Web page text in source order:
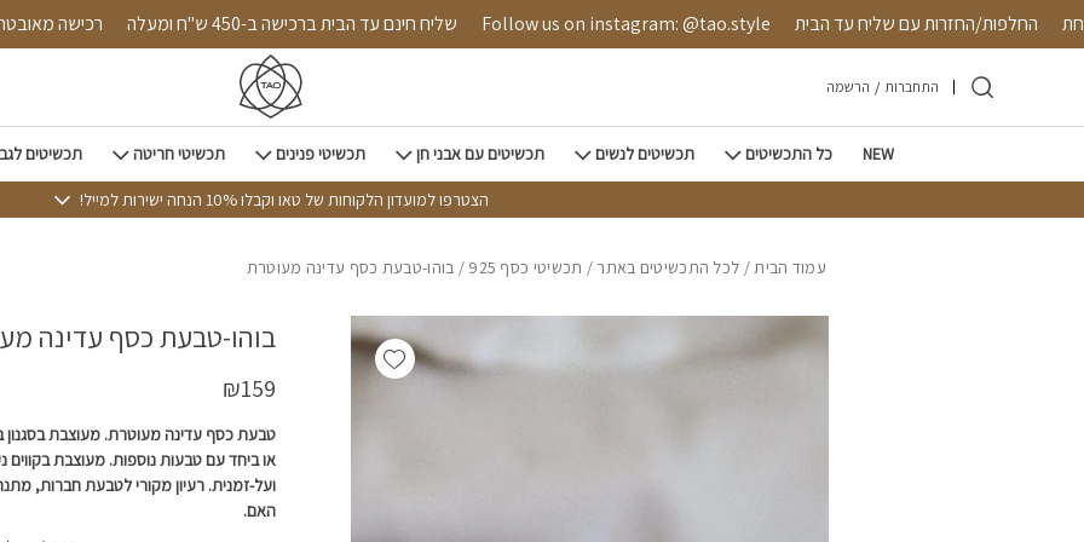
Skip to Content
מאובטחת החלפות/החזרות עם שליח עד הבית Follow us on instagram: @tao.style שליח חינם עד הבית ברכישה ב-450 ש"ח ומעלה
התחברות / הרשמה
NEW כל התכשיטים תכשיטים לנשים תכשיטים עם אבני חן תכשיטי פנינים תכשיטי חריטה תכשיטים
הצטרפו למועדון הלקוחות של טאו וקבלו 10% הנחה ישירות למייל!
עמוד הבית/ לכל התכשיטים באתר / תכשיטי כסף 925 / בוהו-טבעת כסף עדינה מעוטרת
בוהו-טבעת כסף עדינה
₪159
טבעת כסף עדינה מעוטרת. מעוצבת בסגנון
או ביחד עם טבעות נוספות. מעוצבת בקווים
ועל-זמנית. רעיון מקורי לטבעת חברות,
האם.
Add wishlist
בחזרה למעלה